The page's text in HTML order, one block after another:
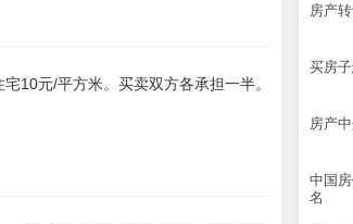
房产
买房
房产
中国
名
10元/平方米。买卖双方各承担一半。